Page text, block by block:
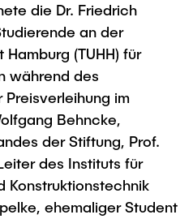
News
of the FSP
and Reactor
Studies
die Dr. Friedrich
an der
(TUHH) für
während des
Preisverleihung im
Behncke,
der Stiftung, Prof.
des Instituts für
Konstruktionstechnik
ehemaliger Student